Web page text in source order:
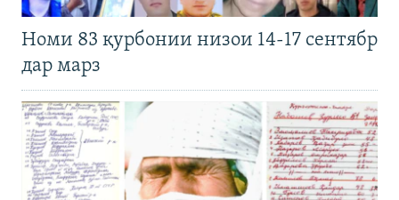
Номи 83 қурбонии низои 14-17 сентябр
дар марз